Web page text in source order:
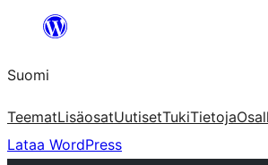
Suomi
TeematLisäosatUutisetTukiTietoja
Lataa WordPress